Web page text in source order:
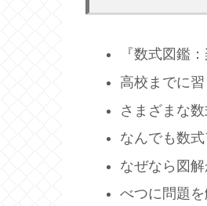
『数式図鑑
高校までに
さまざまな数
なんでも数
なぜなら図解
べつに問題を